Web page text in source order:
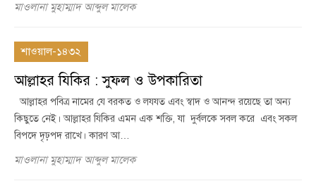
মাওলানা মুহাম্মাদ আব্দুল মালেক
শাওয়াল-১৪৩২
আল্লাহর যিকির : সুফল ও উপকারিতা
আল্লাহর পবিত্র নামের যে বরকত ও লযযত এবং স্বাদ ও আনন্দ রয়েছে তা অন্য
কিছুতে নেই। আল্লাহর যিকির এমন এক শক্তি, যা দুর্বলকে সবল করে এবং সকল
বিপদে দৃঢ়পদ রাখে। কারণ আ…
মাওলানা মুহাম্মাদ আব্দুল মালেক